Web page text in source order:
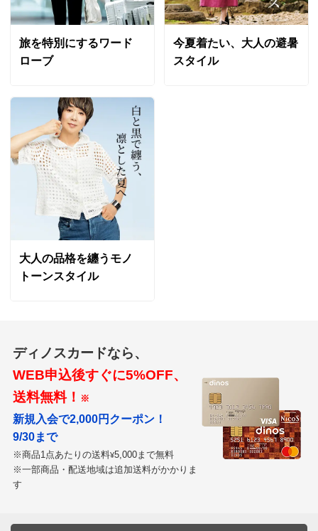
旅を特別にするワード
ローブ
今夏着たい、大人の避暑
スタイル
大人の品格を纏うモノ
トーンスタイル
ディノスカードなら、
WEB申込後すぐに5%OFF、
送料無料！ ※
新規入会で2,000円クーポン！
9/30まで
※商品1点あたりの送料¥5,000まで無料
※一部商品・配送地域は追加送料がかかりま
す